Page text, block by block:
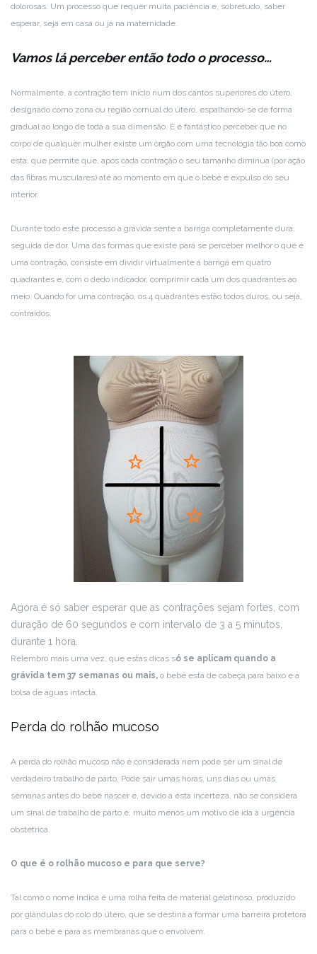
dolorosas. Um processo que requer muita paciência e, sobretudo, saber
esperar, seja em casa ou já na maternidade.
Vamos lá perceber então todo o processo…
Normalmente, a contração tem início num dos cantos superiores do útero,
designado como zona ou região cornual do útero, espalhando-se de forma
gradual ao longo de toda a sua dimensão. E é fantástico perceber que no
corpo de qualquer mulher existe um órgão com uma tecnologia tão boa como
esta, que permite que, após cada contração o seu tamanho diminua (por ação
das fibras musculares) até ao momento em que o bebé é expulso do seu
interior.
Durante todo este processo a grávida sente a barriga completamente dura,
seguida de dor. Uma das formas que existe para se perceber melhor o que é
uma contração, consiste em dividir virtualmente a barriga em quatro
quadrantes e, com o dedo indicador, comprimir cada um dos quadrantes ao
meio. Quando for uma contração, os 4 quadrantes estão todos duros, ou seja,
contraídos.
Agora é só saber esperar que as contrações sejam fortes, com
duração de 60 segundos e com intervalo de 3 a 5 minutos,
durante 1 hora.
Relembro mais uma vez, que estas dicas só se aplicam quando a
grávida tem 37 semanas ou mais, o bebé está de cabeça para baixo e a
bolsa de águas intacta.
Perda do rolhão mucoso
A perda do rolhão mucoso não é considerada nem pode ser um sinal de
verdadeiro trabalho de parto. Pode sair umas horas, uns dias ou umas
semanas antes do bebé nascer e, devido a esta incerteza, não se considera
um sinal de trabalho de parto e, muito menos um motivo de ida à urgência
obstétrica.
O que é o rolhão mucoso e para que serve?
Tal como o nome indica é uma rolha feita de material gelatinoso, produzido
por glândulas do colo do útero, que se destina a formar uma barreira protetora
para o bebé e para as membranas que o envolvem.